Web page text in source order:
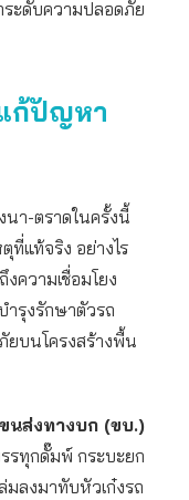
ระดับความปลอดภัย
แก้ปัญหา
า-ตราดในครั้งนี้
ที่แท้จริง อย่างไร
ความเชื่อมโยง
ำรุงรักษาตัวรถ
ยบนโครงสร้างพื้น
นส่งทางบก (ขบ.)
รทุกดั๊มพ์ กระบะยก
ลงมาทับหัวเก๋งรถ